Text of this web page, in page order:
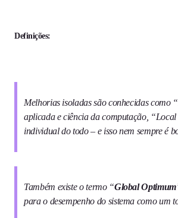
Definições:
Melhorias isoladas são conhecidas como “
aplicada e ciência da computação,
individual do todo – e isso nem sempre é
Também existe o termo “Global Optimum
para o desempenho do sistema como um